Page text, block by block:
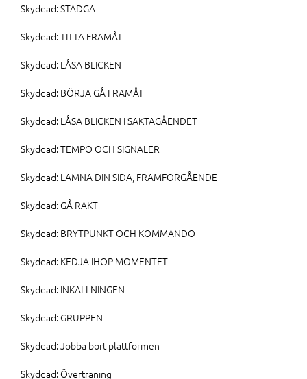
Skyddad: STADGA
Skyddad: TITTA FRAMÅT
Skyddad: LÅSA BLICKEN
Skyddad: BÖRJA GÅ FRAMÅT
Skyddad: LÅSA BLICKEN I SAKTAGÅENDET
Skyddad: TEMPO OCH SIGNALER
Skyddad: LÄMNA DIN SIDA, FRAMFÖRGÅENDE
Skyddad: GÅ RAKT
Skyddad: BRYTPUNKT OCH KOMMANDO
Skyddad: KEDJA IHOP MOMENTET
Skyddad: INKALLNINGEN
Skyddad: GRUPPEN
Skyddad: Jobba bort plattformen
Skyddad: Överträning